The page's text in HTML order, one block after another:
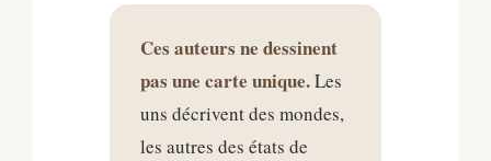
Ces auteurs ne dessinent
pas une carte unique.Les
uns décrivent des mondes,
les autres des états de